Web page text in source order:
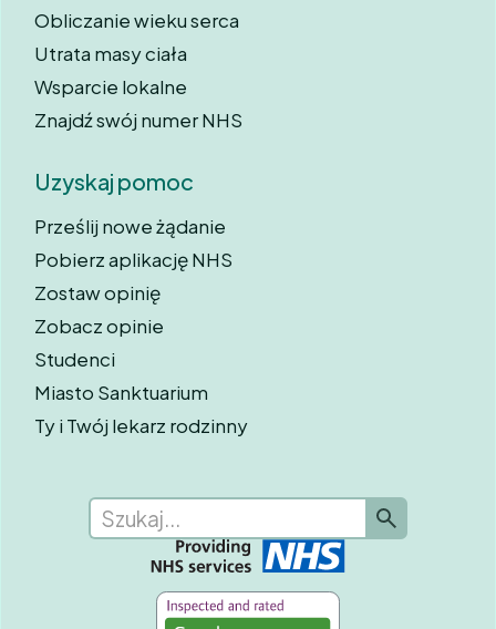
Obliczanie wieku serca
Utrata masy ciała
Wsparcie lokalne
Znajdź swój numer NHS
Uzyskaj pomoc
Prześlij nowe żądanie
Pobierz aplikację NHS
Zostaw opinię
Zobacz opinie
Studenci
Miasto Sanktuarium
Ty i Twój lekarz rodzinny